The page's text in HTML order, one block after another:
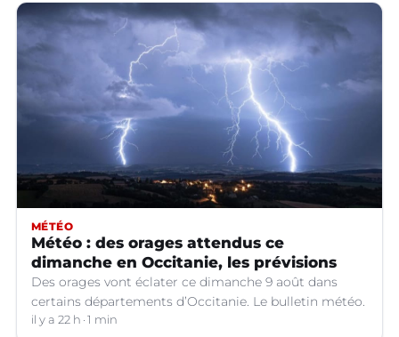
MÉTÉO
Météo : des orages attendus ce
dimanche en Occitanie, les prévisions
Des orages vont éclater ce dimanche 9 août dans
certains départements d’Occitanie. Le bulletin météo.
il y a 22 h 1 min